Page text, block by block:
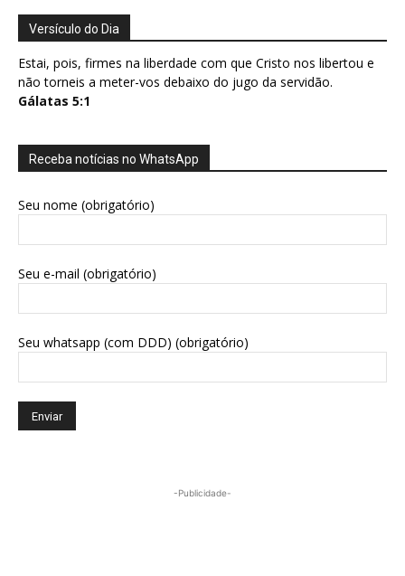
Versículo do Dia
Estai, pois, firmes na liberdade com que Cristo nos libertou e
não torneis a meter-vos debaixo do jugo da servidão.
Gálatas 5:1
Receba notícias no WhatsApp
Seu nome (obrigatório)
Seu e-mail (obrigatório)
Seu whatsapp (com DDD) (obrigatório)
-Publicidade-